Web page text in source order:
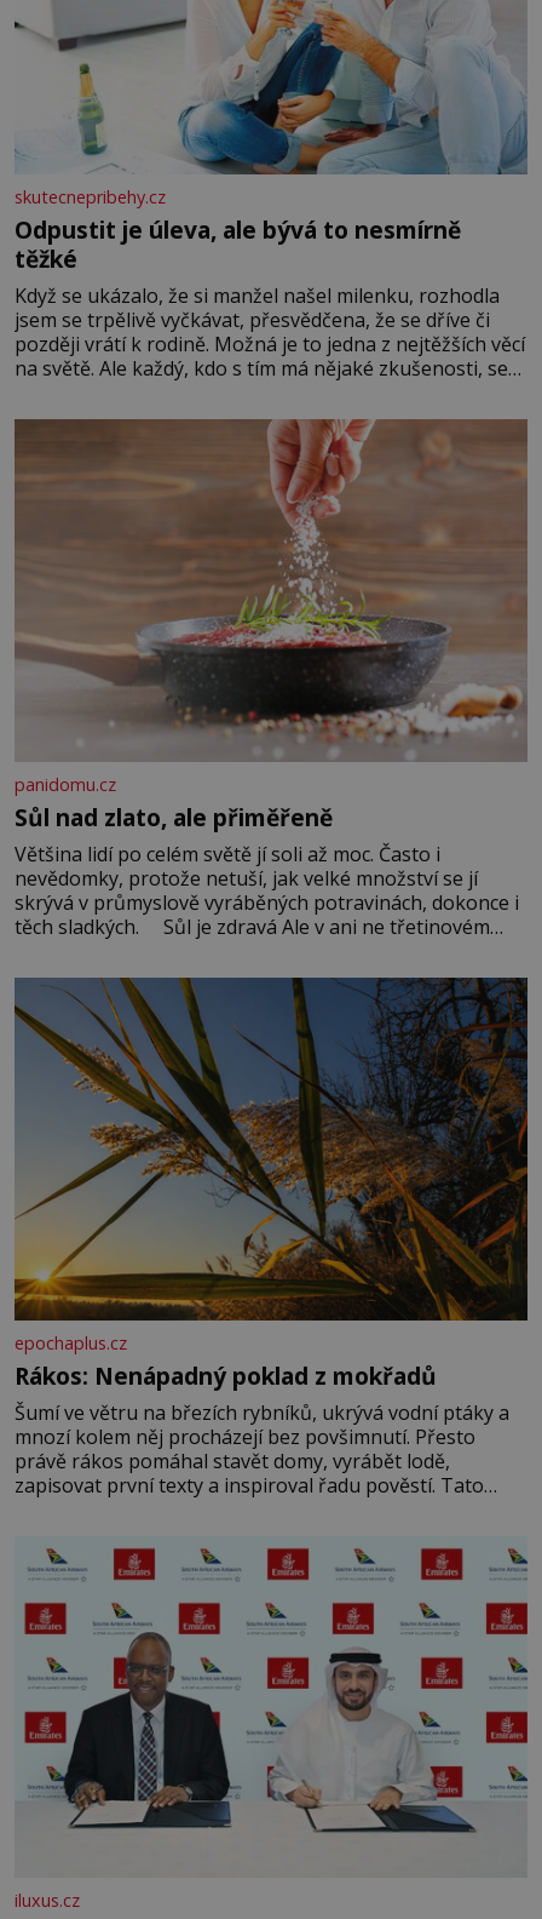
skutecnepribehy.cz
Odpustit je úleva, ale bývá to nesmírně
těžké
Když se ukázalo, že si manžel našel milenku, rozhodla
jsem se trpělivě vyčkávat, přesvědčena, že se dříve či
později vrátí k rodině. Možná je to jedna z nejtěžších věcí
na světě. Ale každý, kdo s tím má nějaké zkušenosti, se
Když se ke mně doneslo, že si manžel pořídil milenku,
panidomu.cz
Sůl nad zlato, ale přiměřeně
Většina lidí po celém světě jí soli až moc. Často i
nevědomky, protože netuší, jak velké množství se jí
skrývá v průmyslově vyráběných potravinách, dokonce i
těch sladkých. Sůl je zdravá Ale v ani ne třetinovém
základní složky– sodík a chlór – jsou zásadní pro
správné hospodaření
epochaplus.cz
Rákos: Nenápadný poklad z mokřadů
Šumí ve větru na březích rybníků, ukrývá vodní ptáky a
mnozí kolem něj procházejí bez povšimnutí. Přesto
právě rákos pomáhal stavět domy, vyrábět lodě,
zapisovat první texty a inspiroval řadu pověstí. Tato
letního koupání. Stačí se však podívat
iluxus.cz